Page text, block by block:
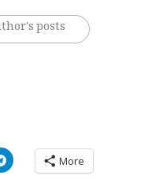
posts
More